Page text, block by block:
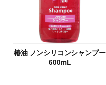
椿油 ノンシリコンシャンプー
600mL